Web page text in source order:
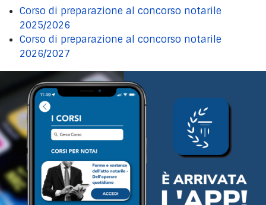
Corso di preparazione al concorso notarile
2025/2026
Corso di preparazione al concorso notarile
2026/2027